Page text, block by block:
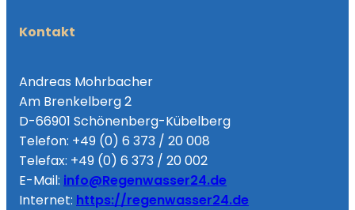
Kontakt
Andreas Mohrbacher
Am Brenkelberg 2
D-66901 Schönenberg-Kübelberg
Telefon: +49 (0) 6 373 / 20 008
Telefax: +49 (0) 6 373 / 20 002
E-Mail: info@Regenwasser24.de
Internet: https://regenwasser24.de